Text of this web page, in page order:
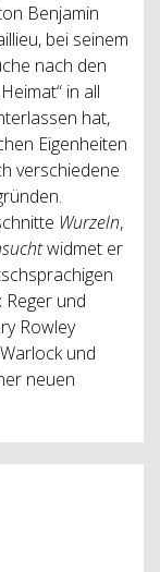
Benjamin
bei seinem
nach den
in all
hat,
Eigenheiten
verschiedene
Wurzeln,
widmet er
und
Rowley
und
neuen